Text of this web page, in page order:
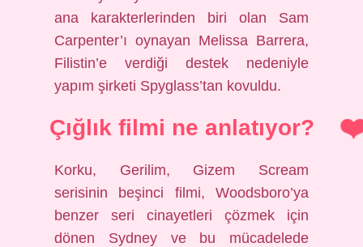
ana karakterlerinden biri olan Sam
Carpenter’ı oynayan Melissa Barrera,
Filistin’e verdiği destek nedeniyle
yapım şirketi Spyglass’tan kovuldu.
Çığlık filmi ne anlatıyor?
Korku, Gerilim, Gizem Scream
serisinin beşinci filmi, Woodsboro’ya
benzer seri cinayetleri çözmek için
dönen Sydney ve bu mücadelede